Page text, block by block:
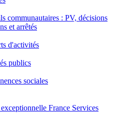
communautaires : PV, décisions
et arrêtés
d'activités
publics
sociales
France Services